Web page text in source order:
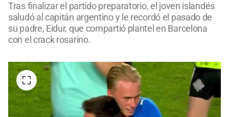
Tras finalizar el partido preparatorio, el joven islandés
saludó al capitán argentino y le recordó el pasado de
su padre, Eidur, que compartió plantel en Barcelona
con el crack rosarino.